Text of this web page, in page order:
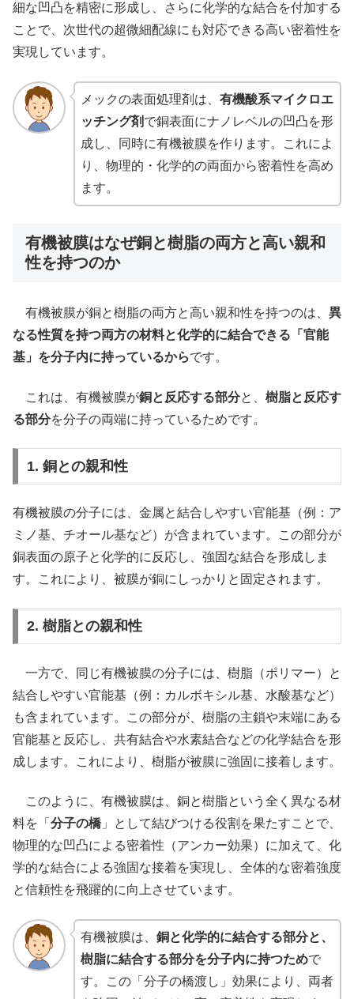
細な凹凸を精密に形成し、さらに化学的な結合を付加する
ことで、次世代の超微細配線にも対応できる高い密着性を
実現しています。
メックの表面処理剤は、 有機酸系マイクロエ
ッチング剤 で銅表面にナノレベルの凹凸を形
成し、同時に有機被膜を作ります。これによ
り、物理的・化学的の両面から密着性を高め
ます。
有機被膜はなぜ銅と樹脂の両方と高い親和
性を持つのか
有機被膜が銅と樹脂の両方と高い親和性を持つのは、 異
なる性質を持つ両方の材料と化学的に結合できる「官能
基」を分子内に持っているからです。
これは、有機被膜が銅と反応する部分と、 樹脂と反応す
る部分を分子の両端に持っているためです。
1. 銅との親和性
有機被膜の分子には、金属と結合しやすい官能基（例：ア
ミノ基、チオール基など）が含まれています。この部分が
銅表面の原子と化学的に反応し、強固な結合を形成しま
す。これにより、被膜が銅にしっかりと固定されます。
2. 樹脂との親和性
一方で、同じ有機被膜の分子には、樹脂（ポリマー）と
結合しやすい官能基（例：カルボキシル基、水酸基など）
も含まれています。この部分が、樹脂の主鎖や末端にある
官能基と反応し、共有結合や水素結合などの化学結合を形
成します。これにより、樹脂が被膜に強固に接着します。
このように、有機被膜は、銅と樹脂という全く異なる材
料を「 分子の橋」として結びつける役割を果たすことで、
物理的な凹凸による密着性（アンカー効果）に加えて、化
学的な結合による強固な接着を実現し、全体的な密着強度
と信頼性を飛躍的に向上させています。
有機被膜は、 銅と化学的に結合する部分と、
樹脂に結合する部分を分子内に持つためで
す。この「分子の橋渡し」効果により、両者